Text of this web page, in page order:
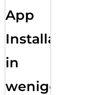
App
Installation
in
wenigen